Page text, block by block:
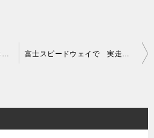
2012枚方えびす祭に行ってきました。 富士スピードウェイで 実走してきました。